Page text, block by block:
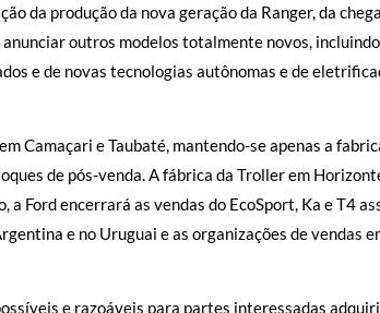
da produção da nova geração da Ranger, da
outros modelos totalmente novos,
e de novas tecnologias autônomas e de
Camaçari e Taubaté, mantendo-se apenas a
de pós-venda. A fábrica da Troller em
Ford encerrará as vendas do EcoSport, Ka e T4
e no Uruguai e as organizações de vendas
e razoáveis para partes interessadas